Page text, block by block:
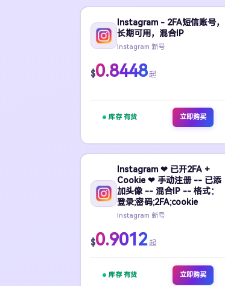
Instagram - 2FA短信账号，
长期可用，混合IP
Instagram 新号
$0.8448起
库存 有货 立即购买
Instagram ❤ 已开2FA +
Cookie ❤ 手动注册 -- 已添
加头像 -- 混合IP -- 格式：
登录;密码;2FA;cookie
Instagram 新号
$0.9012起
库存 有货 立即购买